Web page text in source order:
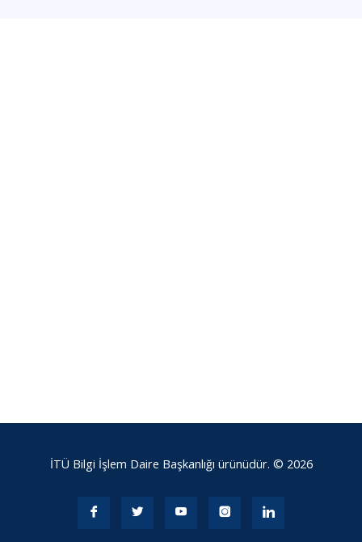
İTÜ Bilgi İşlem Daire Başkanlığı ürünüdür. © 2026